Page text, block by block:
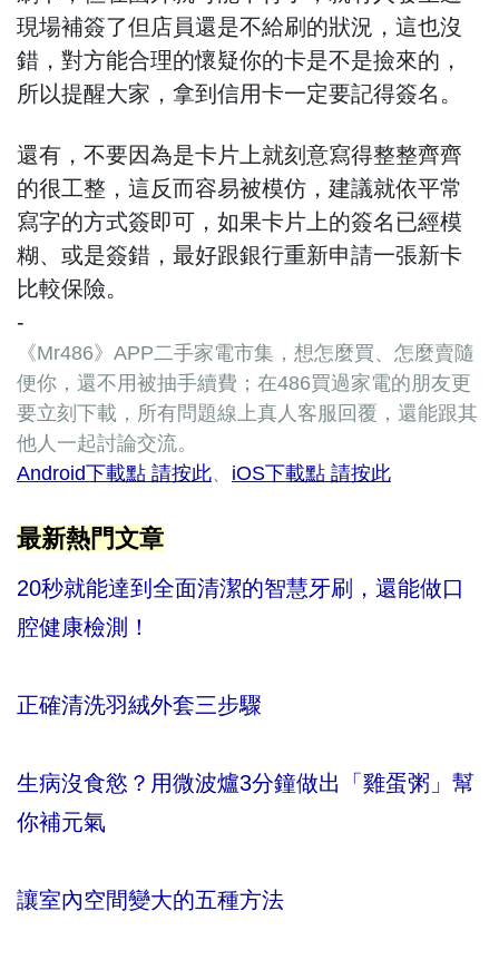
現場補簽了但店員還是不給刷的狀況，這也沒
錯，對方能合理的懷疑你的卡是不是撿來的，
所以提醒大家，拿到信用卡一定要記得簽名。
還有，不要因為是卡片上就刻意寫得整整齊齊
的很工整，這反而容易被模仿，建議就依平常
寫字的方式簽即可，如果卡片上的簽名已經模
糊、或是簽錯，最好跟銀行重新申請一張新卡
比較保險。
-
《Mr486》APP二手家電市集，想怎麼買、怎麼賣隨
便你，還不用被抽手續費；在486買過家電的朋友更
要立刻下載，所有問題線上真人客服回覆，還能跟其
他人一起討論交流。
Android下載點 請按此、 iOS下載點 請按此
最新熱門文章
20秒就能達到全面清潔的智慧牙刷，還能做口
腔健康檢測！
正確清洗羽絨外套三步驟
生病沒食慾？用微波爐3分鐘做出「雞蛋粥」幫
你補元氣
讓室內空間變大的五種方法